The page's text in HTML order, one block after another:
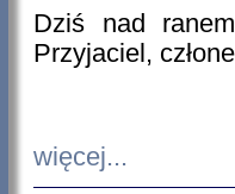
Dziś nad
Przyjaciel,
więcej...